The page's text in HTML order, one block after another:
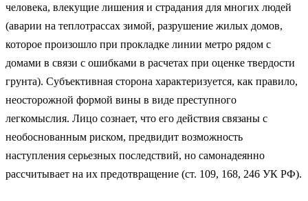
человека, влекущие лишения и страдания для многих людей
(аварии на теплотрассах зимой, разрушение жилых домов,
которое про­изошло при прокладке линии метро рядом с
домами в связи с ошибками в расчетах при оценке твердости
грунта). Субъективная сторона харак­теризуется, как правило,
неосторожной формой вины в виде преступно­го
легкомыслия. Лицо сознает, что его действия связаны с
необоснован­ным риском, предвидит возможность
наступления серьезных последст­вий, но самонадеянно
рассчитывает на их предотвращение (ст. 109, 168, 246 УК РФ).